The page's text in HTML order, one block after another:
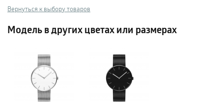
Вернуться к выбору товаров
Модель в других цветах или размерах